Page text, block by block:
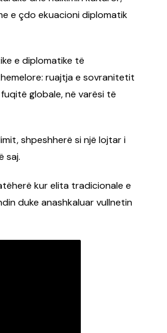
e çdo ekuacioni diplomatik
e diplomatike të
ruajtja e sovranitetit
globale, në varësi të
shpeshherë si një lojtar i
saj.
kur elita tradicionale e
duke anashkaluar vullnetin